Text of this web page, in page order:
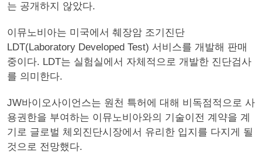
는 공개하지 않았다.
이뮤노비아는 미국에서 췌장암 조기진단
LDT(Laboratory Developed Test) 서비스를 개발해 판매
중이다. LDT는 실험실에서 자체적으로 개발한 진단검사
를 의미한다.
JW바이오사이언스는 원천 특허에 대해 비독점적으로 사
용권한을 부여하는 이뮤노비아와의 기술이전 계약을 계
기로 글로벌 체외진단시장에서 유리한 입지를 다지게 될
것으로 전망했다.